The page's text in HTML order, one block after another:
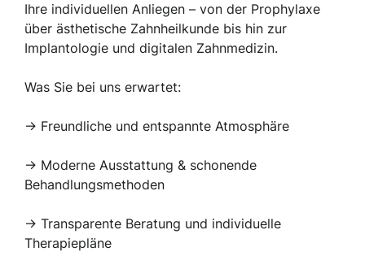
Ihre individuellen Anliegen – von der Prophylaxe
über ästhetische Zahnheilkunde bis hin zur
Implantologie und digitalen Zahnmedizin.
Was Sie bei uns erwartet:
-> Freundliche und entspannte Atmosphäre
-> Moderne Ausstattung & schonende
Behandlungsmethoden
-> Transparente Beratung und individuelle
Therapiepläne